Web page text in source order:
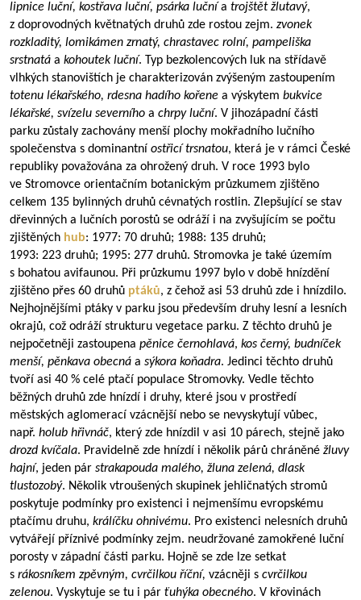
lipnice luční, kostřava luční, psárka lučnía trojštět žlutavý,
z doprovodných květnatých druhů zde rostou zejm. zvonek
rozkladitý, lomikámen zrnatý, chrastavec rolní, pampeliška
srstnatá a kohoutek luční. Typ bezkolencových luk na střídavě
vlhkých stanovištích je charakterizován zvýšeným zastoupením
totenu lékařského, rdesna hadího kořene a výskytem bukvice
lékařské, svízelu severního a chrpy luční. V jihozápadní části
parku zůstaly zachovány menší plochy mokřadního lučního
společenstva s dominantní ostřicí trsnatou, která je v rámci České
republiky považována za ohrožený druh. V roce 1993 bylo
ve Stromovce orientačním botanickým průzkumem zjištěno
celkem 135 bylinných druhů cévnatých rostlin. Zlepšující se stav
dřevinných a lučních porostů se odráží i na zvyšujícím se počtu
zjištěných hub: 1977: 70 druhů; 1988: 135 druhů;
1993: 223 druhů; 1995: 277 druhů. Stromovka je také územím
s bohatou avifaunou. Při průzkumu 1997 bylo v době hnízdění
zjištěno přes 60 druhů ptáků, z čehož asi 53 druhů zde i hnízdilo.
Nejhojnějšími ptáky v parku jsou především druhy lesní a lesních
okrajů, což odráží strukturu vegetace parku. Z těchto druhů je
nejpočetněji zastoupena pěnice černohlavá, kos černý, budníček
menší, pěnkava obecná a sýkora koňadra. Jedinci těchto druhů
tvoří asi 40 % celé ptačí populace Stromovky. Vedle těchto
běžných druhů zde hnízdí i druhy, které jsou v prostředí
městských aglomerací vzácnější nebo se nevyskytují vůbec,
např. holub hřivnáč, který zde hnízdil v asi 10 párech, stejně jako
drozd kvíčala. Pravidelně zde hnízdí i několik párů chráněné žluvy
hajní, jeden pár strakapouda malého, žluna zelená, dlask
tlustozobý. Několik vtroušených skupinek jehličnatých stromů
poskytuje podmínky pro existenci i nejmenšímu evropskému
ptačímu druhu, králíčku ohnivému. Pro existenci nelesních druhů
vytvářejí příznivé podmínky zejm. neudržované zamokřené luční
porosty v západní části parku. Hojně se zde lze setkat
s rákosníkem zpěvným, cvrčilkou říční, vzácněji s cvrčilkou
zelenou. Vyskytuje se tu i pár ťuhýka obecného. V křovinách